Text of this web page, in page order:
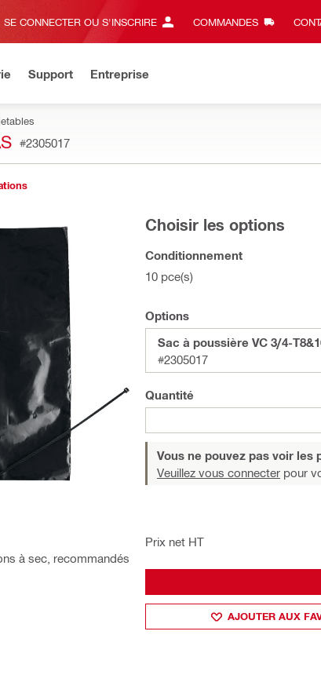
SE CONNECTER OU S'INSCRIRE COMMANDES
Support Entreprise
#2305017
à sec, recommandés
Choisir les options
Conditionnement
10 pce(s)
Options
Sac à poussière VC 3/4-
#2305017
Quantité
Vous ne pouvez pas voir les
Veuillez vous connecter pour
Prix net HT
AJOUTER AUX